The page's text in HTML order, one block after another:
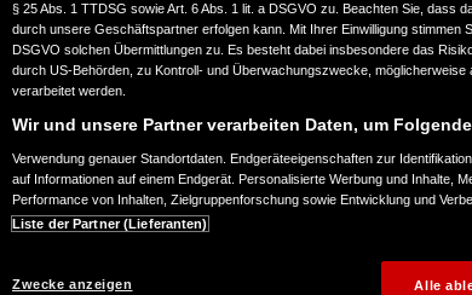
§ 25 Abs. 1 TTDSG sowie Art. 6 Abs. 1 lit. a DSGVO zu. Beachten Sie, dass
durch unsere Geschäftspartner erfolgen kann. Mit Ihrer Einwilligung stimmen
DSGVO solchen Übermittlungen zu. Es besteht dabei insbesondere das
durch US-Behörden, zu Kontroll- und Überwachungszwecke, möglicherweise
verarbeitet werden.
Wir und unsere Partner verarbeiten Daten, um
Verwendung genauer Standortdaten. Endgeräteeigenschaften zur
auf Informationen auf einem Endgerät. Personalisierte Werbung und Inhalte,
Performance von Inhalten, Zielgruppenforschung sowie Entwicklung und
Liste der Partner (Lieferanten)
Zwecke anzeigen Alle